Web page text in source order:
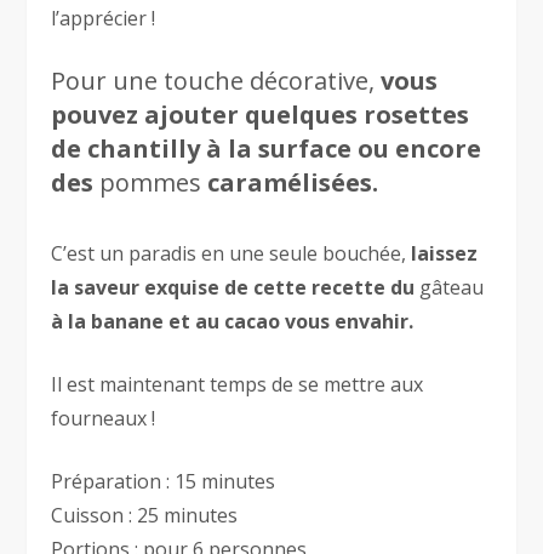
l’apprécier !
Pour une touche décorative,vous
pouvez ajouter quelques rosettes
de chantilly à la surface ou encore
des pommes caramélisées.
C’est un paradis en une seule bouchée, laissez
la saveur exquise de cette recette du gâteau
à la banane et au cacao vous envahir.
Il est maintenant temps de se mettre aux
fourneaux !
Préparation : 15 minutes
Cuisson : 25 minutes